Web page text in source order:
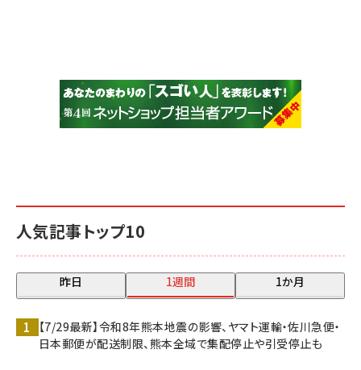
人気記事トップ10
昨日 1週間 1か月
【7/29最新】令和8年熊本地震の影響、ヤマト運輸・佐川急便・
日本郵便が配送制限、熊本全域で集配停止や引受停止も